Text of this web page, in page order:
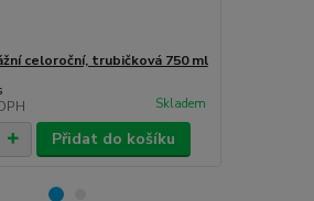
celoroční, trubičková 750 ml
Skladem
Přidat do košíku